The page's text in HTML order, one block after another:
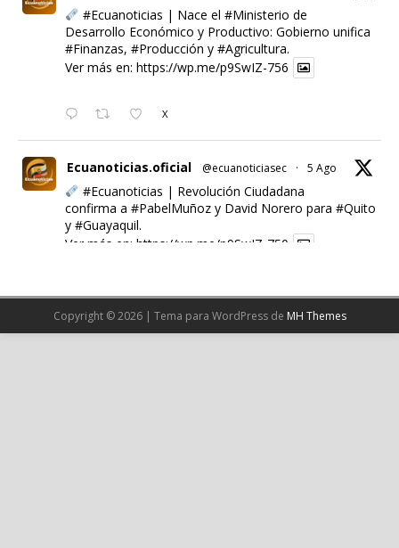
#Ecuanoticias | Nace el #Ministerio de
Desarrollo Económico y Productivo: Gobierno unifica
#Finanzas, #Producción y #Agricultura.
Ver más en: https://wp.me/p9SwIZ-756
X
Ecuanoticias.oficial @ecuanoticiasec · 5 Ago
#Ecuanoticias | Revolución Ciudadana
confirma a #PabelMuñoz y David Norero para #Quito
y #Guayaquil.
Ver más en: https://wp.me/p9SwIZ-750
Cargar más
Copyright © 2026 | Tema para WordPress de MH Themes